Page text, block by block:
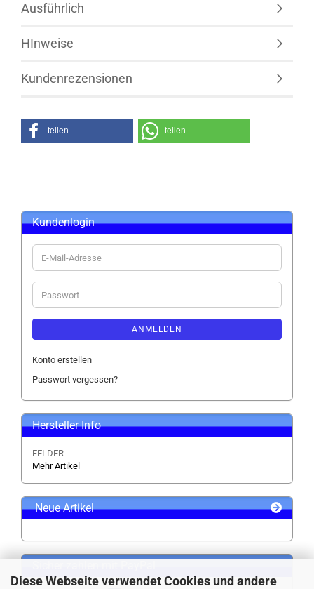
Diese Webseite verwendet Cookies und andere
Ausführlich
HInweise
Kundenrezensionen
teilen teilen
Kundenlogin
E-
Mail-
Adresse
Passwort
ANMELDEN
Konto erstellen
Passwort vergessen?
Hersteller Info
FELDER
Mehr Artikel
Neue Artikel